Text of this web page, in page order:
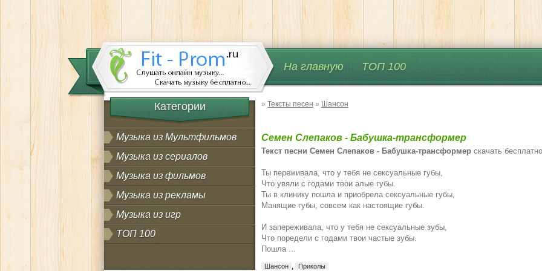
На главную ТОП 100
Категории
Музыка из Мультфильмов
Музыка из сериалов
Музыка из фильмов
Музыка из рекламы
Музыка из игр
ТОП 100
» Тексты песен » Шансон
Семен Слепаков - Бабушка-трансформер
Текст песни Семен Слепаков - Бабушка-трансформер скачать бесплатно
Ты переживала, что у тебя не сексуальные губы,
Что увяли с годами твои алые губы.
Ты в клинику пошла и приобрела сексуальные губы,
Манящие губы, совсем как настоящие губы.
И запереживала, что у тебя не сексуальные зубы,
Что поредели с годами твои частые зубы.
Пошла ...
Шансон Приколы